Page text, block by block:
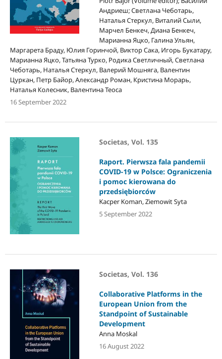
Андриеш; Светлана Чеботарь,
Наталья Стеркул, Виталий Сыли,
Марчел Бенкеч, Диана Бенкеч,
Марианна Яцко, Галина Ульян,
Маргарета Браду, Юлия Горинчой, Виктор Сака, Игорь Букатару,
Марианна Яцко, Татьяна Турко, Родика Светличный, Светлана
Чеботарь, Наталья Стеркул, Валерий Мошняга, Валентин
Цуркан, Петр Байор, Александр Роман, Кристина Морарь,
Наталья Колесник, Валентина Теоса
16 September 2022
Societas, Vol. 135
Raport. Pierwsza fala pandemii
COVID-19 w Polsce: Ograniczenia
i pomoc kierowana do
przedsiębiorców
Kacper Koman, Ziemowit Syta
5 September 2022
Societas, Vol. 136
Collaborative Platforms in the
European Union from the
Standpoint of Sustainable
Development
Anna Moskal
16 August 2022